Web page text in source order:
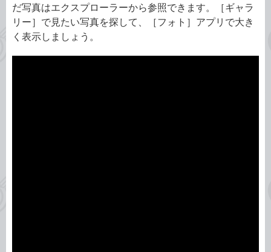
だ写真はエクスプローラーから参照できます。［ギャラ
リー］で見たい写真を探して、［フォト］アプリで大き
く表示しましょう。